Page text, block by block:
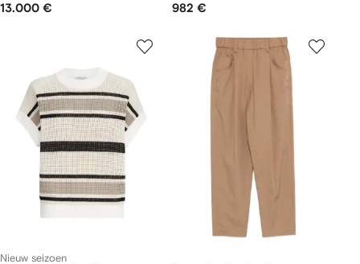
13.000 € 982 €
Nieuw seizoen